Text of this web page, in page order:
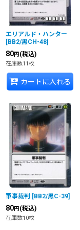
エリアルド・ハンター
[BB2/黒CH-48]
80円 (税込)
在庫数11枚
カートに入れる
軍事裁判 [BB2/黒C-39]
80円 (税込)
在庫数10枚